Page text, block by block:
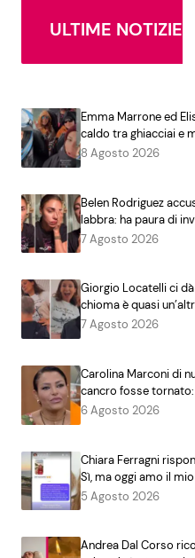
ULTIME NOTIZIE
Emma Marrone ed
caldo tra ghiacciai e
8 Agosto 2026
Belen Rodriguez
labbra: ha paura di
7 Agosto 2026
Giorgio Locatelli ci
chioma è quasi
7 Agosto 2026
Carolina Marconi di
cancro fosse
6 Agosto 2026
Chiara Ferragni
Sì, ma oggi amo il
5 Agosto 2026
Andrea Dal Corso